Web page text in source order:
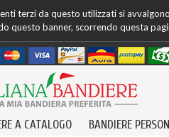
terzi da questo utilizzati si
questo banner, scorrendo questa
A CATALOGO BANDIERE